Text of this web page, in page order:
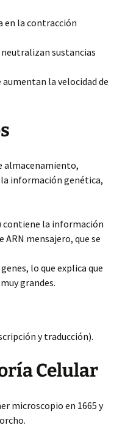
en la contracción
sustancias
la velocidad de
almacenamiento,
información genética,
contiene la información
ARN mensajero, que se
lo que explica que
grandes.
y traducción).
Celular
microscopio en 1665 y